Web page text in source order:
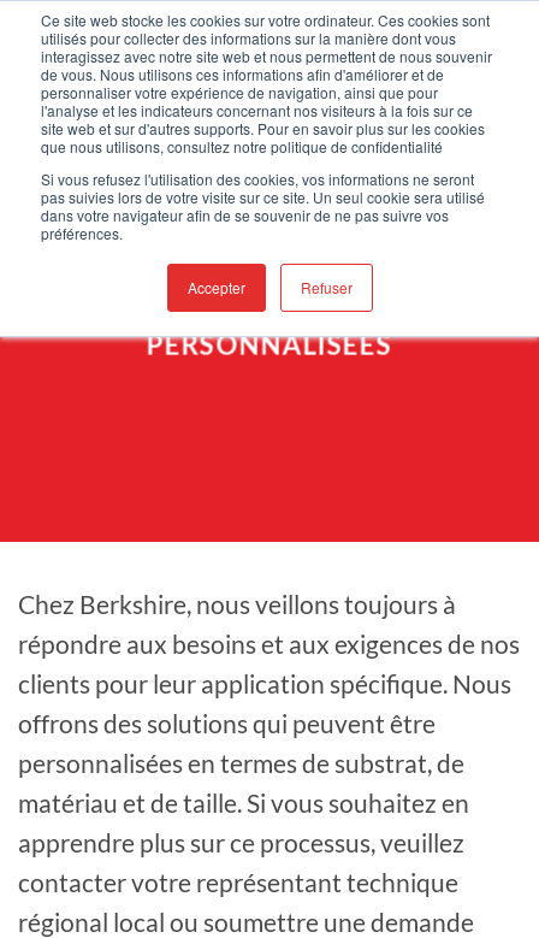
Ce site web stocke les cookies sur votre ordinateur. Ces cookies sont
utilisés pour collecter des informations sur la manière dont vous
interagissez avec notre site web et nous permettent de nous souvenir
de vous. Nous utilisons ces informations afin d'améliorer et de
personnaliser votre expérience de navigation, ainsi que pour
l'analyse et les indicateurs concernant nos visiteurs à la fois sur ce
site web et sur d'autres supports. Pour en savoir plus sur les cookies
que nous utilisons, consultez notre politique de confidentialité
Si vous refusez l'utilisation des cookies, vos informations ne seront
pas suivies lors de votre visite sur ce site. Un seul cookie sera utilisé
dans votre navigateur afin de se souvenir de ne pas suivre vos
préférences.
Accepter Refuser
Passer
contenu
Bienvenue sur notre nouveau site !
SOLUTIONS
PERSONNALISÉES
Chez Berkshire, nous veillons toujours à
répondre aux besoins et aux exigences de nos
clients pour leur application spécifique. Nous
offrons des solutions qui peuvent être
personnalisées en termes de substrat, de
matériau et de taille. Si vous souhaitez en
apprendre plus sur ce processus, veuillez
contacter votre représentant technique
régional local ou soumettre une demande